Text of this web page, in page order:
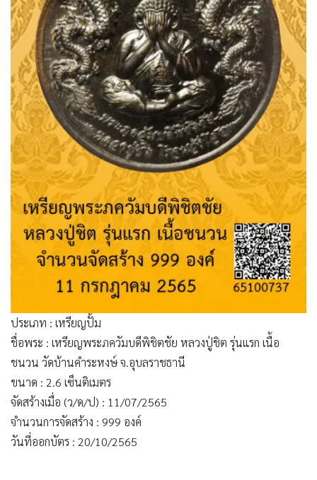
ประเภท : เหรียญปั้ม
ชื่อพระ : เหรียญพระภควัมบดีพิชิตชัย หลวงปู่ชิต รุ่นแรก เนื้อ
ชนวน วัดบ้านคำระหงษ์ จ.อุบลราชธานี
ขนาด : 2.6 เซ็นติเมตร
จัดสร้างเมื่อ (ว/ด/ป) : 11/07/2565
จำนวนการจัดสร้าง : 999 องค์
วันที่ออกบัตร : 20/10/2565